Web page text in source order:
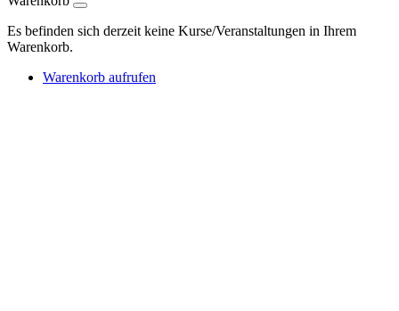
Es befinden sich derzeit keine Kurse/Veranstaltungen in Ihrem
Warenkorb.
Warenkorb aufrufen